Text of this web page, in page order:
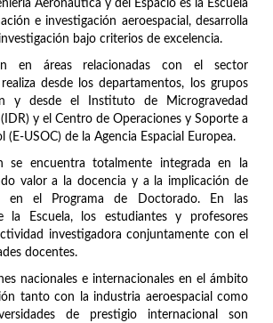
Aeronáutica y del Espacio es la Escuela
e investigación aeroespacial, desarrolla
bajo criterios de excelencia.
en áreas relacionadas con el sector
desde los departamentos, los grupos
y desde el Instituto de Microgravedad
y el Centro de Operaciones y Soporte a
(E-USOC) de la Agencia Espacial Europea.
se encuentra totalmente integrada en la
valor a la docencia y a la implicación de
en el Programa de Doctorado. En las
la Escuela, los estudiantes y profesores
investigadora conjuntamente con el
docentes.
nacionales e internacionales en el ámbito
tanto con la industria aeroespacial como
de prestigio internacional son